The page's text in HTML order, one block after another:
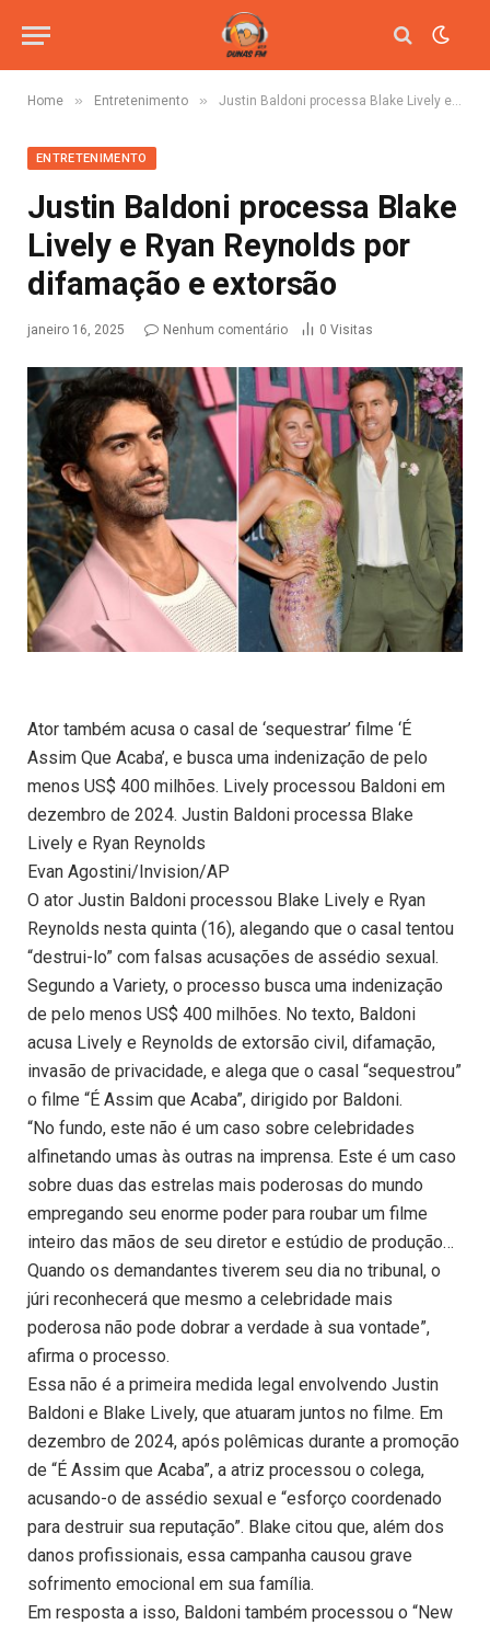
Home » Entretenimento » Justin Baldoni processa Blake Lively e Ryan Reynolds por difamação e extorsão
ENTRETENIMENTO
Justin Baldoni processa Blake
Lively e Ryan Reynolds por
difamação e extorsão
janeiro 16, 2025 Nenhum comentário 0 Visitas
Ator também acusa o casal de ‘sequestrar’ filme ‘É
Assim Que Acaba’, e busca uma indenização de pelo
menos US$ 400 milhões. Lively processou Baldoni em
dezembro de 2024. Justin Baldoni processa Blake
Lively e Ryan Reynolds
Evan Agostini/Invision/AP
O ator Justin Baldoni processou Blake Lively e Ryan
Reynolds nesta quinta (16), alegando que o casal tentou
“destrui-lo” com falsas acusações de assédio sexual.
Segundo a Variety, o processo busca uma indenização
de pelo menos US$ 400 milhões. No texto, Baldoni
acusa Lively e Reynolds de extorsão civil, difamação,
invasão de privacidade, e alega que o casal “sequestrou”
o filme “É Assim que Acaba”, dirigido por Baldoni.
“No fundo, este não é um caso sobre celebridades
alfinetando umas às outras na imprensa. Este é um caso
sobre duas das estrelas mais poderosas do mundo
empregando seu enorme poder para roubar um filme
inteiro das mãos de seu diretor e estúdio de produção…
Quando os demandantes tiverem seu dia no tribunal, o
júri reconhecerá que mesmo a celebridade mais
poderosa não pode dobrar a verdade à sua vontade”,
afirma o processo.
Essa não é a primeira medida legal envolvendo Justin
Baldoni e Blake Lively, que atuaram juntos no filme. Em
dezembro de 2024, após polêmicas durante a promoção
de “É Assim que Acaba”, a atriz processou o colega,
acusando-o de assédio sexual e “esforço coordenado
para destruir sua reputação”. Blake citou que, além dos
danos profissionais, essa campanha causou grave
sofrimento emocional em sua família.
Em resposta a isso, Baldoni também processou o “New